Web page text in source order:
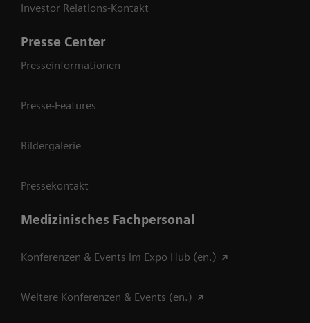
Investor Relations-Kontakt
Presse Center
Presseinformationen
Presse-Features
Bildergalerie
Pressekontakt
Medizinisches Fachpersonal
Konferenzen & Events im Expo Hub (en.)
Weitere Konferenzen & Events (en.)